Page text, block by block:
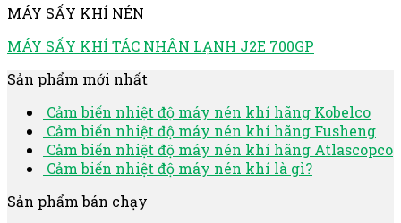
MÁY SẤY KHÍ NÉN
MÁY SẤY KHÍ TÁC NHÂN LẠNH J2E 700GP
Sản phẩm mới nhất
Cảm biến nhiệt độ máy nén khí hãng Kobelco
Cảm biến nhiệt độ máy nén khí hãng Fusheng
Cảm biến nhiệt độ máy nén khí hãng Atlascopco
Cảm biến nhiệt độ máy nén khí là gì?
Sản phẩm bán chạy